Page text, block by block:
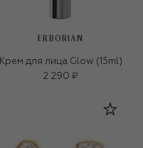
ERBORIAN
Крем для лица Glow (15ml)
2 290 ₽